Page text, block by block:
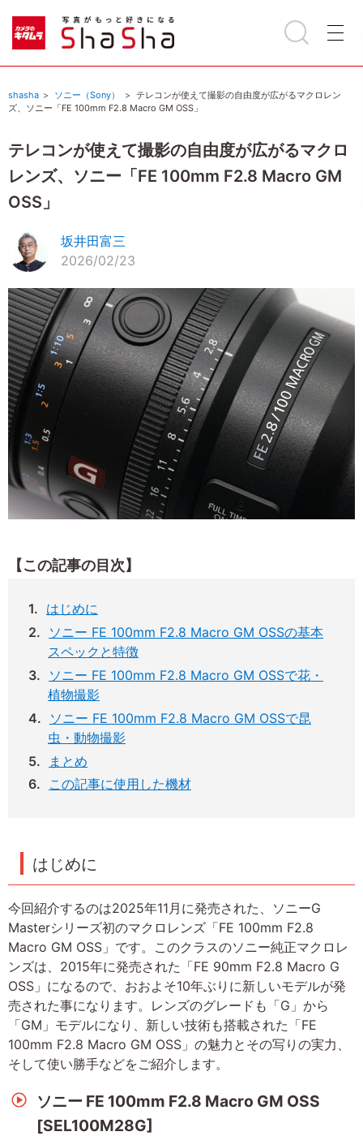
shasha ソニー（Sony）
テレコンが使えて撮影の自由度が広がるマクロレン
ズ、ソニー「FE 100mm F2.8 Macro GM OSS」
テレコンが使えて撮影の自由度が広がるマクロ
レンズ、ソニー「FE 100mm F2.8 Macro GM
OSS」
坂井田富三
2026/02/23
【この記事の目次】
はじめに
ソニー FE 100mm F2.8 Macro GM OSSの基本
スペックと特徴
ソニー FE 100mm F2.8 Macro GM OSSで花・
植物撮影
ソニー FE 100mm F2.8 Macro GM OSSで昆
虫・動物撮影
まとめ
この記事に使用した機材
はじめに
今回紹介するのは2025年11月に発売された、ソニーG
Masterシリーズ初のマクロレンズ「FE 100mm F2.8
Macro GM OSS」です。このクラスのソニー純正マクロレ
ンズは、2015年に発売された「FE 90mm F2.8 Macro G
OSS」になるので、おおよそ10年ぶりに新しいモデルが発
売された事になります。レンズのグレードも「G」から
「GM」モデルになり、新しい技術も搭載された「FE
100mm F2.8 Macro GM OSS」の魅力とその写りの実力、
そして使い勝手などをご紹介します。
ソニー FE 100mm F2.8 Macro GM OSS
[SEL100M28G]